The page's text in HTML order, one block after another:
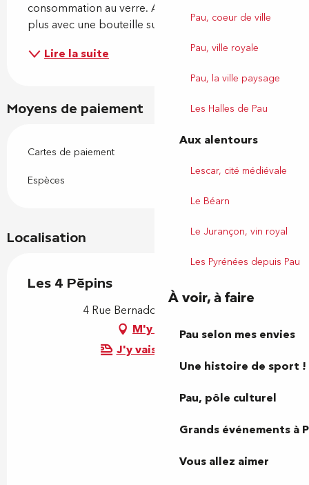
Pau, coeur de ville
Pau, ville royale
Pau, la ville paysage
Les Halles de Pau
Aux alentours
Lescar, cité médiévale
Le Béarn
Le Jurançon, vin royal
Les Pyrénées depuis Pau
À voir, à faire
Pau selon mes envies
Une histoire de sport !
Pau, pôle culturel
Grands événements à
Vous allez aimer
consommation au verre. Ainsi, vous ne repartez
plus avec une bouteille sur les seuls conseils du...
Lire la suite
Moyens de paiement
Cartes de paiement
Espèces
Localisation
Les 4 Pépins
4 Rue Bernadotte, 64000 Pau
M'y rendre
J'y vais en train !